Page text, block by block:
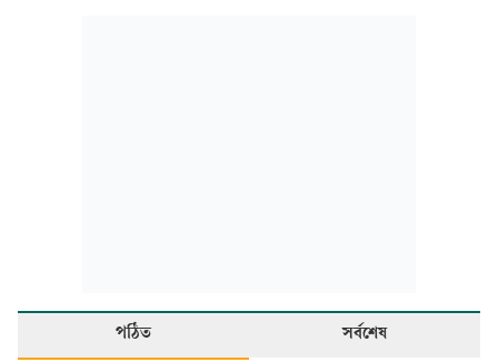
পঠিত সর্বশেষ